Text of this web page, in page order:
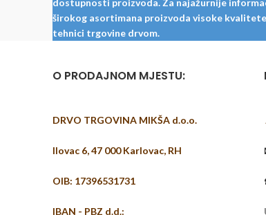
dostupnosti proizvoda. Za najažurnije
širokog asortimana proizvoda visoke
tehnici trgovine drvom.
O PRODAJNOM MJESTU:
DRVO TRGOVINA MIKŠA d.o.o.
Ilovac 6, 47 000 Karlovac, RH
OIB: 17396531731
IBAN - PBZ d.d.: